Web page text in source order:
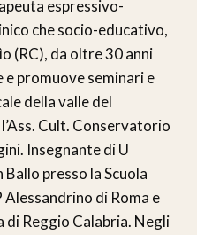
espressivo-
che socio-educativo,
(RC), da oltre 30 anni
promuove seminari e
della valle del
Cult. Conservatorio
Insegnante di U
presso la Scuola
di Roma e
di Reggio Calabria. Negli